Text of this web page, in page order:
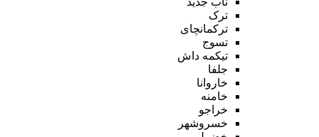
ترک
ترکمانچای
تسوج
تیکمه داش
جلفا
خاروانا
خامنه
خراجو
خسروشهر